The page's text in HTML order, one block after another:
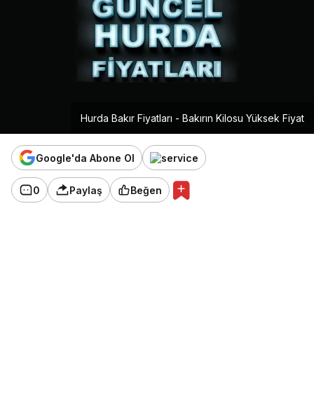
Hurda Bakır Fiyatları - Bakırın Kilosu Yüksek Fiyat
Google'da Abone Ol
0 Paylaş Beğen